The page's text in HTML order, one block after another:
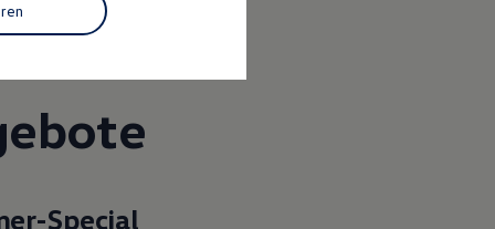
Special